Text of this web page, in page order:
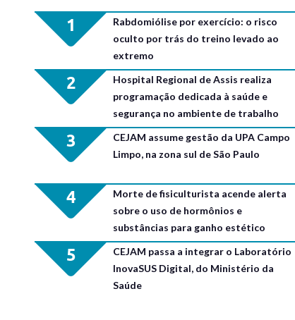
1
Rabdomiólise por exercício: o risco
oculto por trás do treino levado ao
extremo
2
Hospital Regional de Assis realiza
programação dedicada à saúde e
segurança no ambiente de trabalho
3
CEJAM assume gestão da UPA Campo
Limpo, na zona sul de São Paulo
4
Morte de fisiculturista acende alerta
sobre o uso de hormônios e
substâncias para ganho estético
5
CEJAM passa a integrar o Laboratório
InovaSUS Digital, do Ministério da
Saúde